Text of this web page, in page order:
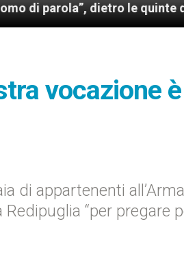
dietro le quinte
vocazione
di appartenenti
“per pregare